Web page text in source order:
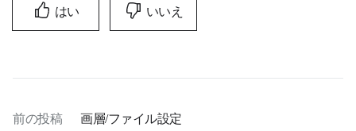
はい いいえ
前の投稿
画層/ファイル設定